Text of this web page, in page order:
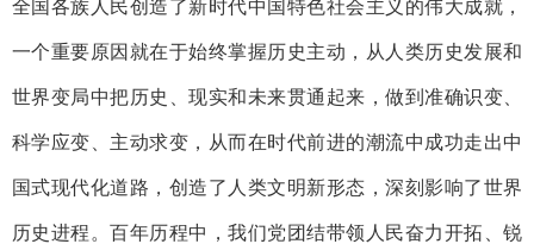
全国各族人民创造了新时代中国特色社会主义的伟大成就，
一个重要原因就在于始终掌握历史主动，从人类历史发展和
世界变局中把历史、现实和未来贯通起来，做到准确识变、
科学应变、主动求变，从而在时代前进的潮流中成功走出中
国式现代化道路，创造了人类文明新形态，深刻影响了世界
历史进程。百年历程中，我们党团结带领人民奋力开拓、锐